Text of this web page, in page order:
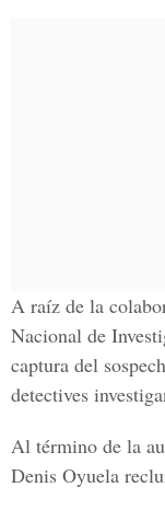
A raíz de la
Nacional de
captura del
detectives
Al término de la
Denis Oyuela